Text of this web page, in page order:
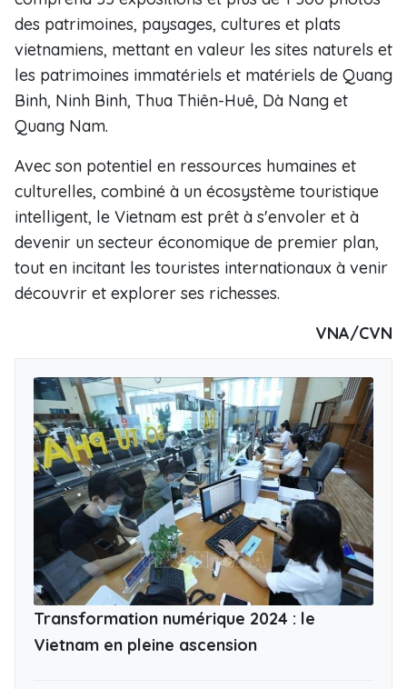
des patrimoines, paysages, cultures et plats
vietnamiens, mettant en valeur les sites naturels et
les patrimoines immatériels et matériels de Quang
Binh, Ninh Binh, Thua Thiên-Huê, Dà Nang et
Quang Nam.
Avec son potentiel en ressources humaines et
culturelles, combiné à un écosystème touristique
intelligent, le Vietnam est prêt à s'envoler et à
devenir un secteur économique de premier plan,
tout en incitant les touristes internationaux à venir
découvrir et explorer ses richesses.
VNA/CVN
Transformation numérique 2024 : le
Vietnam en pleine ascension